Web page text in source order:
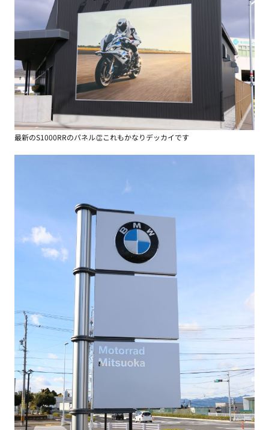
最新のS1000RRのパネル👏これもかなりデッカイです